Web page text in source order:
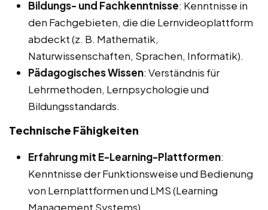
Bildungs- und Fachkenntnisse: Kenntnisse in
den Fachgebieten, die die Lernvideoplattform
abdeckt (z. B. Mathematik,
Naturwissenschaften, Sprachen, Informatik).
Pädagogisches Wissen: Verständnis für
Lehrmethoden, Lernpsychologie und
Bildungsstandards.
Technische Fähigkeiten
Erfahrung mit E-Learning-Plattformen:
Kenntnisse der Funktionsweise und Bedienung
von Lernplattformen und LMS (Learning
Management Systems).